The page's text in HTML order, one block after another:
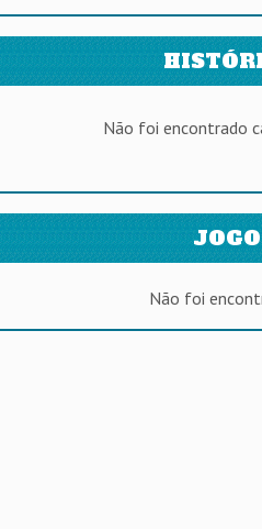
Não foi encontrado
Não foi